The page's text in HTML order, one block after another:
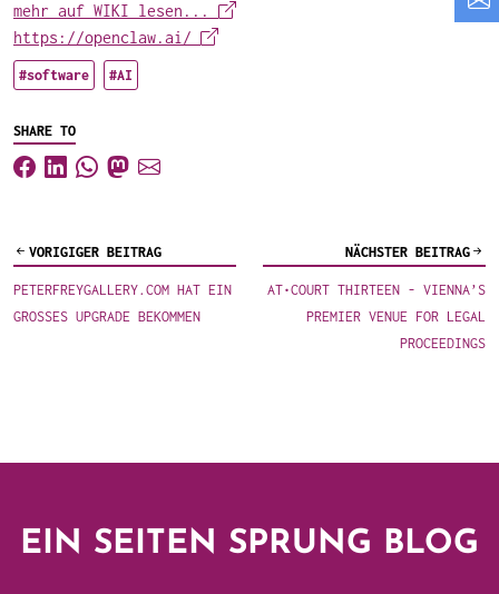
mehr auf WIKI lesen...
https://openclaw.ai/
#software #AI
SHARE TO
VORIGIGER BEITRAG
PETERFREYGALLERY.COM HAT EIN
GROSSES UPGRADE BEKOMMEN
NÄCHSTER BEITRAG
AT•COURT THIRTEEN - VIENNA’S
PREMIER VENUE FOR LEGAL
PROCEEDINGS
EIN SEITEN SPRUNG BLOG